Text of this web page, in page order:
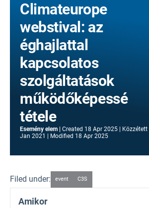
Climateurope
webstival: az
éghajlattal
kapcsolatos
szolgáltatások
működőképessé
tétele
Esemény elem Created 18 Apr 2025 Közzétett
Jan 2021
Modified 18 Apr 2025
Filed under: event C3S
Amikor